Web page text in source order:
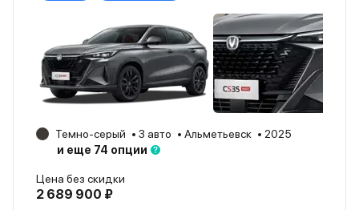
Темно-серый 3 авто Альметьевск
2025
и еще 74 опции
Цена без скидки
2 689 900 ₽